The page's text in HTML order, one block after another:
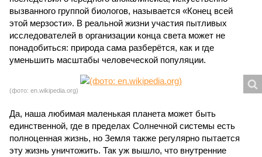
вызванного группой биологов, называется «Конец всей
этой мерзости». В реальной жизни участия пытливых
исследователей в организации конца света может не
понадобиться: природа сама разберётся, как и где
уменьшить масштабы человеческой популяции.
(фото: en.wikipedia.org)
Да, наша любимая маленькая планета может быть
единственной, где в пределах Солнечной системы есть
полноценная жизнь, но Земля также регулярно пытается
эту жизнь уничтожить. Так уж вышло, что внутренние